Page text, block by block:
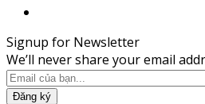
Signup for Newsletter
We’ll never share your email
Đăng ký